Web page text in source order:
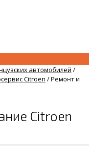
автомобилей /
Citroen /Ремонт и
Citroen